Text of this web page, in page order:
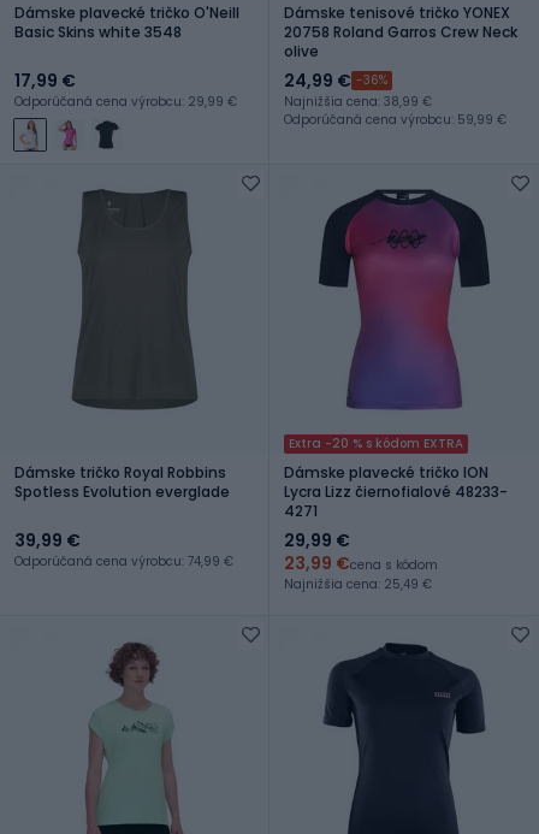
Dámske plavecké tričko O'Neill
Basic Skins white 3548
17,99 €
Odporúčaná cena výrobcu: 29,99 €
Dámske tenisové tričko YONEX
20758 Roland Garros Crew Neck
olive
24,99 € -36%
Najnižšia cena: 38,99 €
Odporúčaná cena výrobcu: 59,99 €
Dámske tričko Royal Robbins
Spotless Evolution everglade
39,99 €
Odporúčaná cena výrobcu: 74,99 €
Extra -20 % s kódom EXTRA
Dámske plavecké tričko ION
Lycra Lizz čiernofialové 48233-
4271
29,99 €
23,99 €cena s kódom
Najnižšia cena: 25,49 €